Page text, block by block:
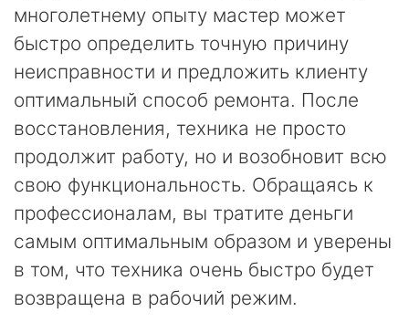
многолетнему опыту мастер может
быстро определить точную причину
неисправности и предложить клиенту
оптимальный способ ремонта. После
восстановления, техника не просто
продолжит работу, но и возобновит всю
свою функциональность. Обращаясь к
профессионалам, вы тратите деньги
самым оптимальным образом и уверены
в том, что техника очень быстро будет
возвращена в рабочий режим.